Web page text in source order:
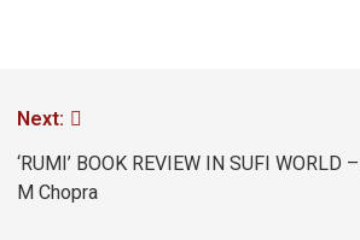
में अनुराधा प्रकाशन के स्टाल पर अपनी पुस्तक
/ भारत , जी-20 में ‘भार-त’ का चमका सितारा
Next:
‘RUMI’ BOOK REVIEW IN SUFI WORLD
M Chopra